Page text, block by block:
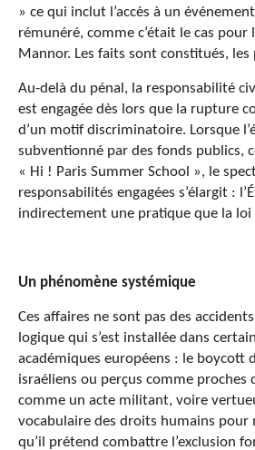
» ce qui inclut l’accès à un
rémunéré, comme c’était le cas pour
Mannor. Les faits sont constitués, les
Au-delà du pénal, la responsabilité
est engagée dès lors que la rupture
d’un motif discriminatoire. Lorsque
subventionné par des fonds publics,
« Hi ! Paris Summer School », le
responsabilités engagées s’élargit :
indirectement une pratique que la loi
Un phénomène systémique
Ces affaires ne sont pas des
logique qui s’est installée dans
académiques européens : le boycott
israéliens ou perçus comme proches
comme un acte militant, voire
vocabulaire des droits humains pour
qu’il prétend combattre l’exclusion